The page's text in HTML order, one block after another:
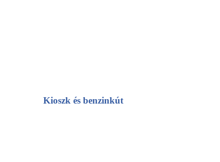
Kioszk és benzinkút